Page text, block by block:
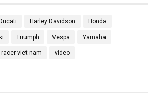
Ducati Harley Davidson Honda
Triumph Vespa Yamaha
viet-nam video